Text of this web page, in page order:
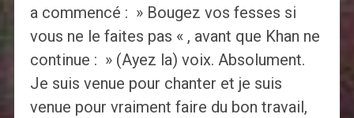
a commencé : » Bougez vos fesses si
vous ne le faites pas « , avant que Khan ne
continue : » (Ayez la) voix. Absolument.
Je suis venue pour chanter et je suis
venue pour vraiment faire du bon travail,